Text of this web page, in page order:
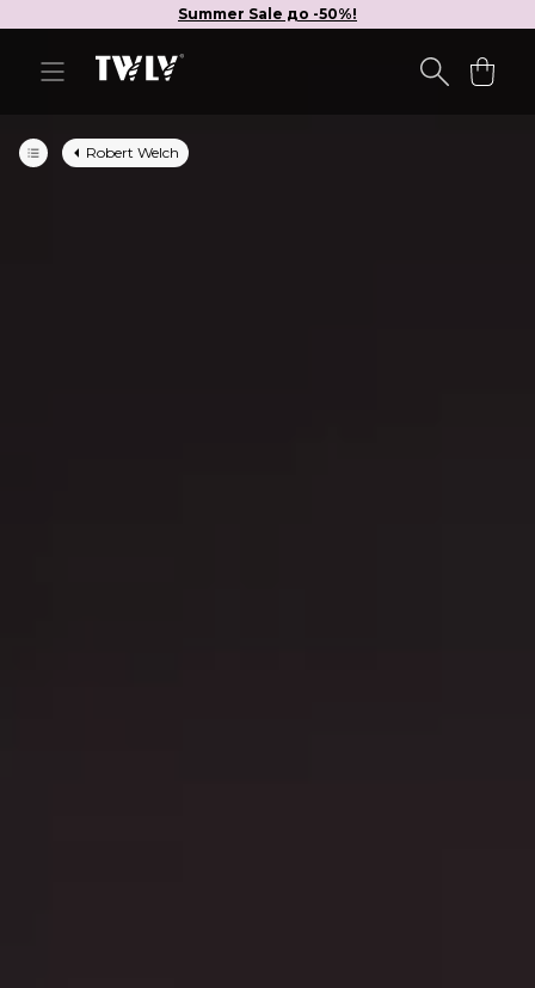
Summer Sale до -50%!
Robert Welch